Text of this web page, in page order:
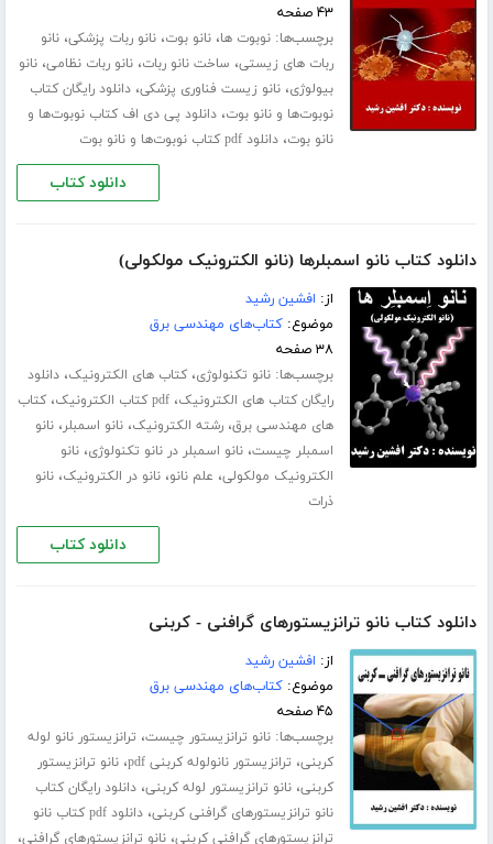
۴۳ صفحه
برچسب‌ها:نوبوت‌ ها،نانو بوت،نانو ربات پزشکی،نانو
ربات های زیستی، ساخت نانو ربات،نانو ربات نظامی،نانو
بیولوژی،نانو زیست فناوری پزشکی،دانلود رایگان کتاب
نوبوت‌ها و نانو بوت،دانلود پی دی اف کتاب نوبوت‌ها و
نانو بوت،دانلود pdf کتاب نوبوت‌ها و نانو بوت
دانلود کتاب
دانلود کتاب نانو اسمبلرها (نانو الکترونیک مولکولی)
از: افشین رشید
موضوع:کتاب‌های مهندسی برق
۳۸ صفحه
برچسب‌ها:نانو تکنولوژی،کتاب های الکترونیک،دانلود
رایگان کتاب های الکترونیک،pdf کتاب الکترونیک ،کتاب
های مهندسی برق،رشته الکترونیک،نانو اسمبلر،نانو
اسمبلر چیست،نانو اسمبلر در نانو تکنولوژی،نانو
الکترونیک مولکولی، علم نانو،نانو در الکترونیک،نانو
ذرات
دانلود کتاب
دانلود کتاب نانو ترانزیستورهای گرافنی - کربنی
از: افشین رشید
موضوع:کتاب‌های مهندسی برق
۴۵ صفحه
برچسب‌ها:نانو ترانزیستور چیست، ترانزیستور نانو لوله
کربنی، ترانزیستور نانولوله کربنی pdf ،نانو ترانزیستور
کربنی،نانو ترانزیستور لوله کربنی،دانلود رایگان کتاب
نانو ترانزیستورهای گرافنی کربنی،
دانلود pdf کتاب نانو
ترانزیستورهای گرافنی کربنی،نانو ترانزیستورهای گرافنی،